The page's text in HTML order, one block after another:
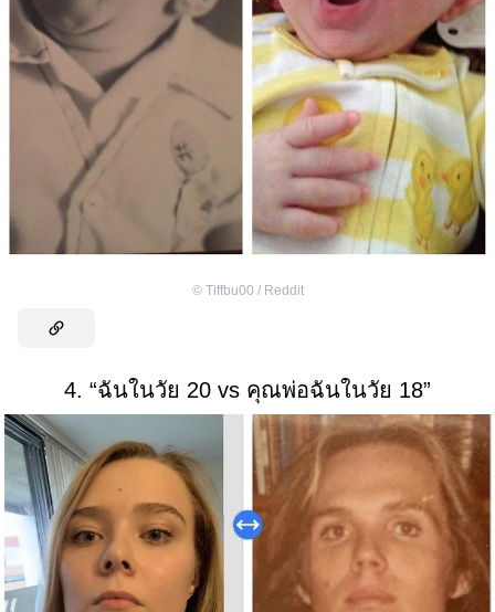
© Tiffbu00 / Reddit
4. “ฉันในวัย 20 vs คุณพ่อฉันในวัย 18”